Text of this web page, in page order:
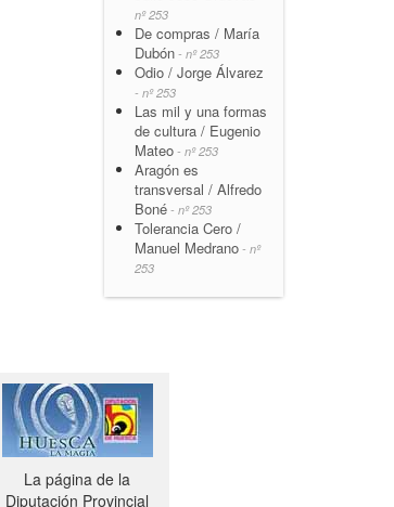
nº 253
De compras / María
Dubón - nº 253
Odio / Jorge Álvarez
- nº 253
Las mil y una formas
de cultura / Eugenio
Mateo - nº 253
Aragón es
transversal / Alfredo
Boné - nº 253
Tolerancia Cero /
Manuel Medrano - nº
253
La página de la
Diputación Provincial